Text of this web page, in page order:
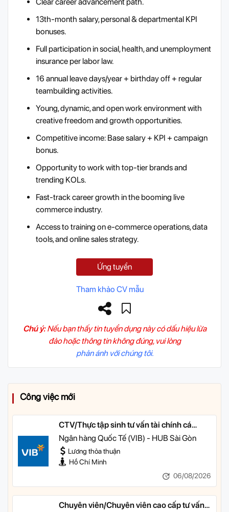
13th-month salary, personal & departmental KPI
bonuses.
Full participation in social, health, and unemployment
insurance per labor law.
16 annual leave days/year + birthday off + regular
teambuilding activities.
Young, dynamic, and open work environment with
creative freedom and growth opportunities.
Competitive income: Base salary + KPI + campaign
bonus.
Opportunity to work with top-tier brands and
trending KOLs.
Fast-track career growth in the booming live
commerce industry.
Access to training on e-commerce operations, data
tools, and online sales strategy.
Ứng tuyển
Tham khảo CV mẫu
Chú ý:Nếu bạn thấy tin tuyển dụng này có dấu hiệu lừa
đảo hoặc thông tin không đúng, vui lòng
phản ánh với chúng tôi.
Công việc mới
CTV/Thực tập sinh tư vấn tài chính cá
nhân
Ngân hàng Quốc Tế (VIB) - HUB Sài Gòn
Lương thỏa thuận
Hồ Chí Minh
06/08/2026
Chuyên viên/Chuyên viên cao cấp tư vấn